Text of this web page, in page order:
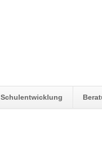
Schulentwicklung